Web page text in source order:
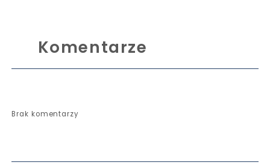
Komentarze
Brak komentarzy